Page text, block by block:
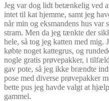
Jeg var dog lidt betænkelig ved
intet til kat hjemme, samt jeg
når min og eksmandens hus
stram. Men da jeg tænkte der
hele, så tog jeg katten med mig.
købte noget kattegrus, og
nogle gratis prøvepakker, i
gav pote, så jeg ikke brændte
pose med diverse prøvepakker
bette pus jeg havde valgt at
gammel.